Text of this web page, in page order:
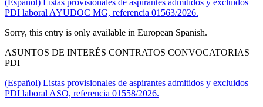
PDI laboral AYUDOC MG, referencia 01563/2026.
Sorry, this entry is only available in European Spanish.
ASUNTOS DE INTERÉS CONTRATOS CONVOCATORIAS
PDI
(Español) Listas provisionales de aspirantes admitidos y excluidos
PDI laboral ASO, referencia 01558/2026.